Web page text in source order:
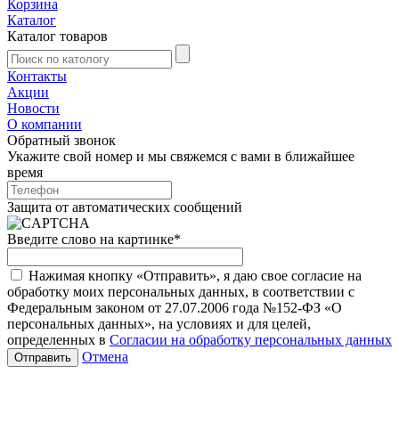
Корзина
Каталог
Каталог товаров
Контакты
Акции
Новости
О компании
Обратный звонок
Укажите свой номер и мы свяжемся с вами в ближайшее
время
Защита от автоматических сообщений
Введите слово на картинке*
Нажимая кнопку «Отправить», я даю свое согласие на
обработку моих персональных данных, в соответствии с
Федеральным законом от 27.07.2006 года №152-ФЗ «О
персональных данных», на условиях и для целей,
определенных в Согласии на обработку персональных данных
Отмена